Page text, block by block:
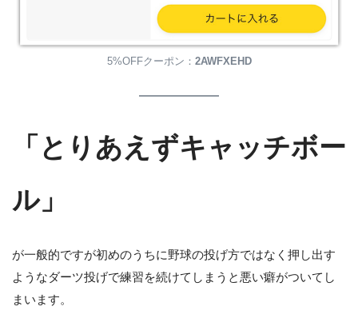
5%OFFクーポン： 2AWFXEHD
「とりあえずキャッチボー
ル」
が一般的ですが初めのうちに野球の投げ方ではなく押し出す
ようなダーツ投げで練習を続けてしまうと悪い癖がついてし
まいます。